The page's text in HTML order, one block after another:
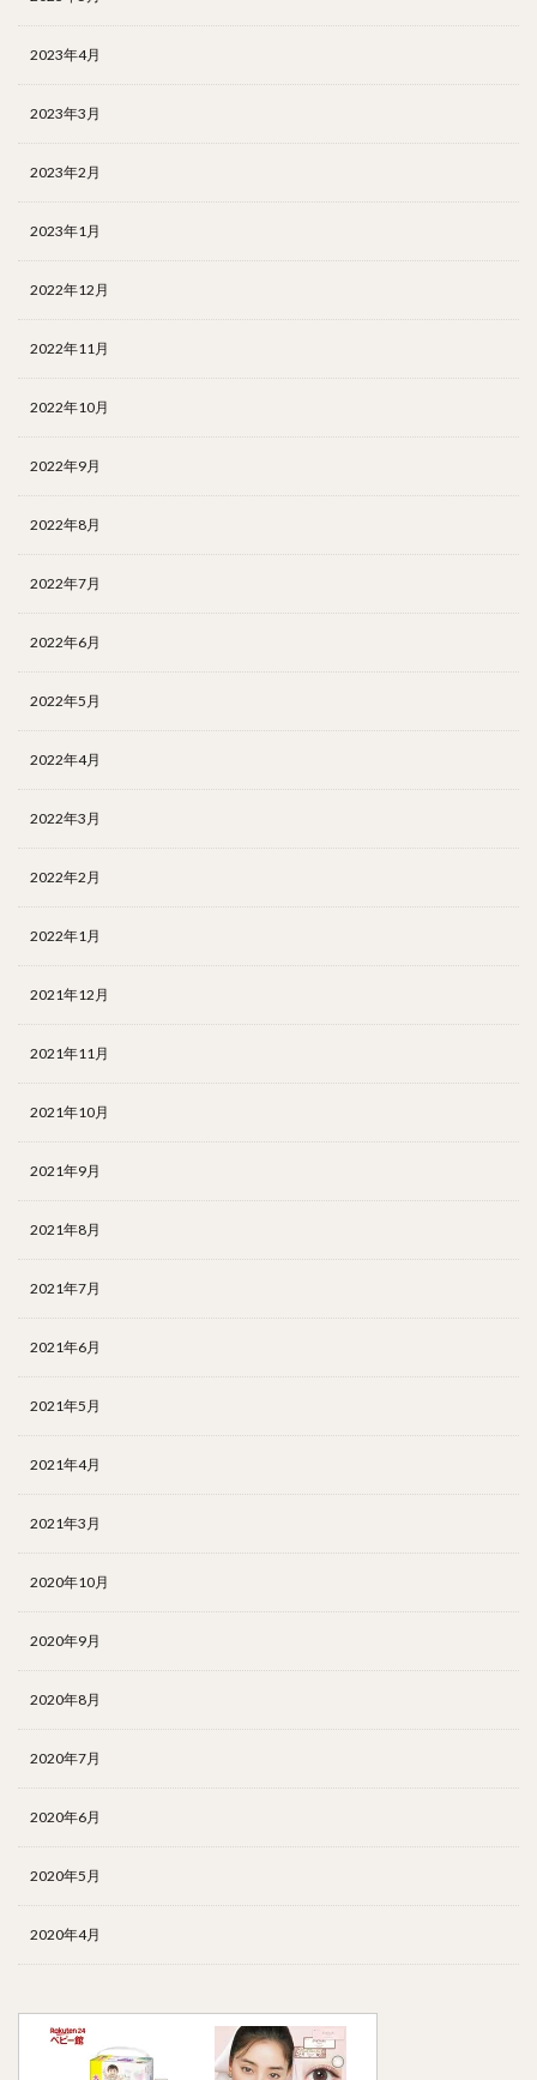
2023年4月
2023年3月
2023年2月
2023年1月
2022年12月
2022年11月
2022年10月
2022年9月
2022年8月
2022年7月
2022年6月
2022年5月
2022年4月
2022年3月
2022年2月
2022年1月
2021年12月
2021年11月
2021年10月
2021年9月
2021年8月
2021年7月
2021年6月
2021年5月
2021年4月
2021年3月
2020年10月
2020年9月
2020年8月
2020年7月
2020年6月
2020年5月
2020年4月